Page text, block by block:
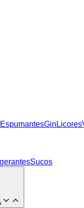
EspumantesGin Licores
Sucos